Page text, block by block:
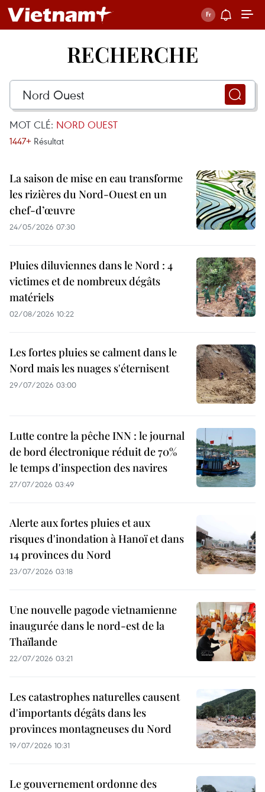
RECHERCHE
MOT CLÉ: NORD OUEST
1447+ Résultat
La saison de mise en eau transforme
les rizières du Nord-Ouest en un
chef-d’œuvre
24/05/2026 07:30
Pluies diluviennes dans le Nord : 4
victimes et de nombreux dégâts
matériels
02/08/2026 10:22
Les fortes pluies se calment dans le
Nord mais les nuages s'éternisent
29/07/2026 03:00
Lutte contre la pêche INN : le journal
de bord électronique réduit de 70%
le temps d'inspection des navires
27/07/2026 03:49
Alerte aux fortes pluies et aux
risques d'inondation à Hanoï et dans
14 provinces du Nord
23/07/2026 03:18
Une nouvelle pagode vietnamienne
inaugurée dans le nord-est de la
Thaïlande
22/07/2026 03:21
Les catastrophes naturelles causent
d'importants dégâts dans les
provinces montagneuses du Nord
19/07/2026 10:31
Le gouvernement ordonne des